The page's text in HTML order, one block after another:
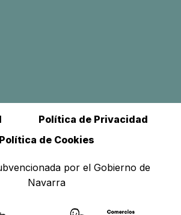
Política de Privacidad
Política de Cookies
por el Gobierno de
Navarra